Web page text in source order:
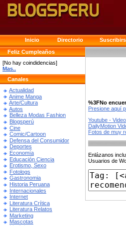
Inicio Directorio
Feliz Cumpleaños
[No hay coindidencias]
Mas..
Canales
Actualidad
Anime Manga
Arte/Cultura
Autos
Belleza Modas Fashion
Blogsperú
Cine
Comic/Cartoon
Defensa del Consumidor
Deportes
Economía
Educación Ciencia
Erotismo, Sexo
Fotologs
Gastronomia
Historia Peruana
Internacionales
Internet
Literatura Crítica
Literatura Relatos
Marketing
Mascotas
%3FNo
Presione aquí
Youtube -
DailyMotion
Fotos de muy
Enlázanos
Usuarios de